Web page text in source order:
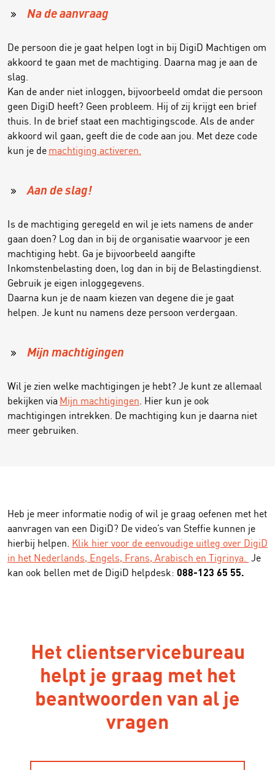
Na de aanvraag
De persoon die je gaat helpen logt in bij DigiD Machtigen om
akkoord te gaan met de machtiging. Daarna mag je aan de
slag.
Kan de ander niet inloggen, bijvoorbeeld omdat die persoon
geen DigiD heeft? Geen probleem. Hij of zij krijgt een brief
thuis. In de brief staat een machtigingscode. Als de ander
akkoord wil gaan, geeft die de code aan jou. Met deze code
kun je demachtiging activeren.
Aan de slag!
Is de machtiging geregeld en wil je iets namens de ander
gaan doen? Log dan in bij de organisatie waarvoor je een
machtiging hebt. Ga je bijvoorbeeld aangifte
Inkomstenbelasting doen, log dan in bij de Belastingdienst.
Gebruik je eigen inloggegevens.
Daarna kun je de naam kiezen van degene die je gaat
helpen. Je kunt nu namens deze persoon verdergaan.
Mijn machtigingen
Wil je zien welke machtigingen je hebt? Je kunt ze allemaal
bekijken via Mijn machtigingen . Hier kun je ook
machtigingen intrekken. De machtiging kun je daarna niet
meer gebruiken.
Heb je meer informatie nodig of wil je graag oefenen met het
aanvragen van een DigiD? De video’s van Steffie kunnen je
hierbij helpen. Klik hier voor de eenvoudige uitleg over DigiD
in het Nederlands, Engels, Frans, Arabisch en Tigrinya. Je
kan ook bellen met de DigiD helpdesk: 088-123 65 55.
Het clientservicebureau
helpt je graag met het
beantwoorden van al je
vragen